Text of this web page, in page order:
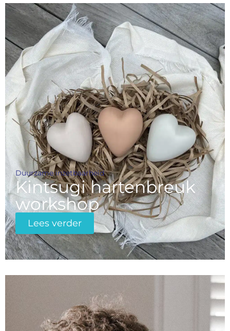
Duurzame inzetbaarheid
Kintsugi hartenbreuk
workshop
Lees verder